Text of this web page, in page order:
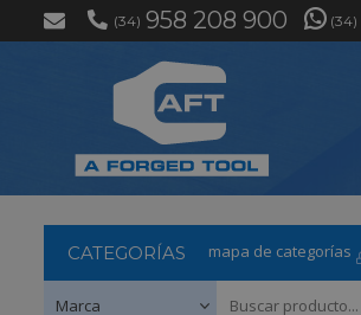
(34) 958 208 900 (34)
CATEGORÍAS mapa de categorías